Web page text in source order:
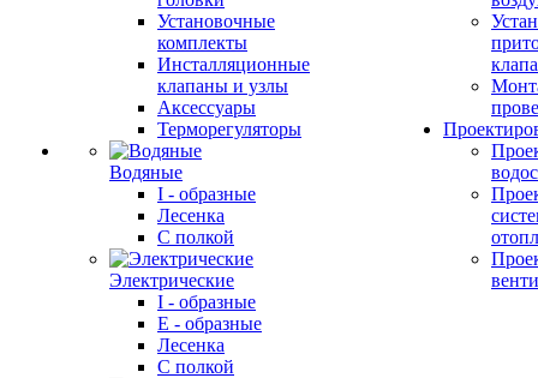
Установочные
комплекты
Инсталляционные
клапаны и узлы
Аксессуары
Терморегуляторы
Водяные
I - образные
Лесенка
С полкой
Электрические
I - образные
E - образные
Лесенка
С полкой